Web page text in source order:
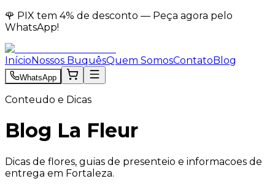
🌹 PIX tem 4% de desconto — Peça agora pelo
WhatsApp!
InícioNossos BuquêsQuem SomosContatoBlog
WhatsApp
Conteudo e Dicas
Blog La Fleur
Dicas de flores, guias de presenteio e informacoes de
entrega em Fortaleza.